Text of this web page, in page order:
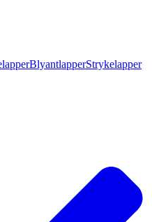
BlyantlapperStrykelapper